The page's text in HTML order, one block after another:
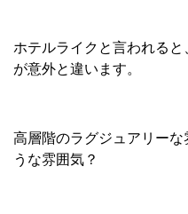
ホテルライクと言われる
が意外と違います。
高層階のラグジュアリー
うな雰囲気？